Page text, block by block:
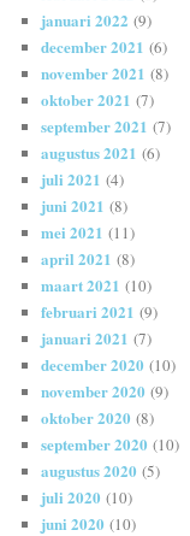
januari 2022 (9)
december 2021 (6)
november 2021 (8)
oktober 2021 (7)
september 2021 (7)
augustus 2021 (6)
juli 2021 (4)
juni 2021 (8)
mei 2021 (11)
april 2021 (8)
maart 2021 (10)
februari 2021 (9)
januari 2021 (7)
december 2020 (10)
november 2020 (9)
oktober 2020 (8)
september 2020 (10)
augustus 2020 (5)
juli 2020 (10)
juni 2020 (10)